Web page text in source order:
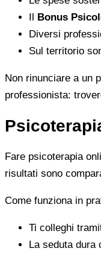
Il Bonus
Diversi
Sul territorio
Non rinunciare a un
professionista:
Fare psicoterapia
risultati sono
Come funziona in
Ti colleghi
La seduta dura